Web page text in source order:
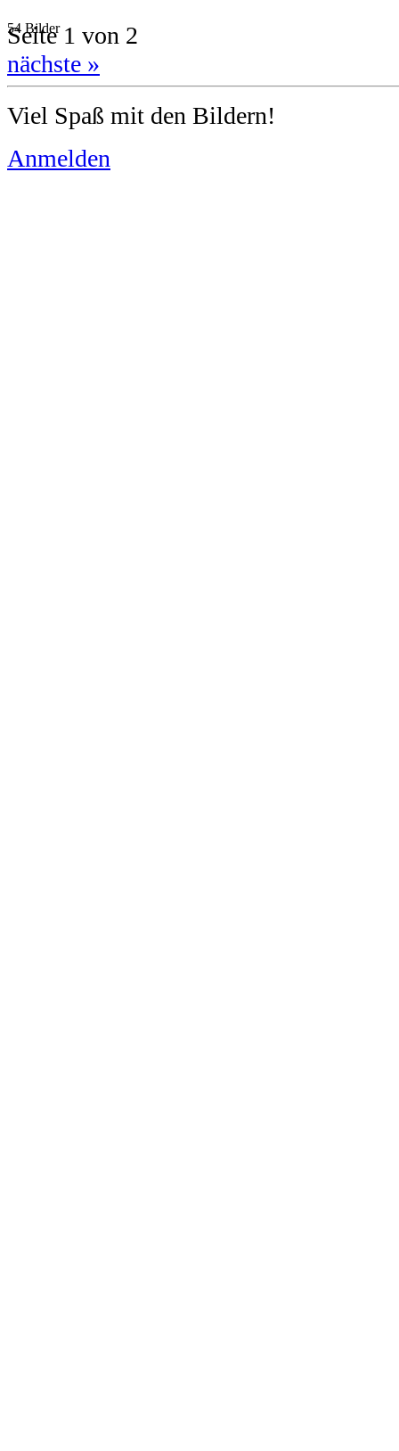
54 Bilder
Seite 1 von 2
nächste »
Viel Spaß mit den Bildern!
Anmelden